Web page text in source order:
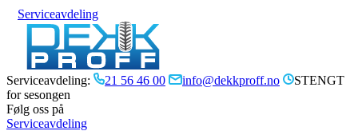
Serviceavdeling
Serviceavdeling: 21 56 46 00 info@dekkproff.no
STENGT
for sesongen
Følg oss på
Serviceavdeling